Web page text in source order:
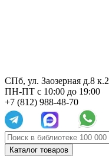
СПб, ул. Заозерная д.8 к.2
ПН-ПТ с 10:00 до 19:00
+7 (812) 988-48-70
Каталог товаров